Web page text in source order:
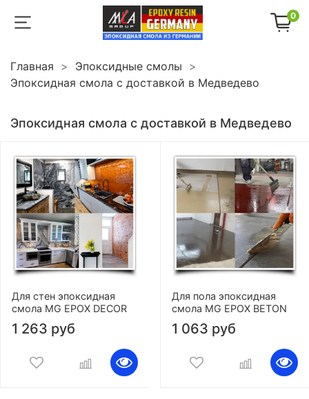
0
Главная
Эпоксидные смолы
Эпоксидная смола с доставкой в Медведево
Эпоксидная смола с доставкой в Медведево
Для стен эпоксидная
смола MG EPOX DECOR
1 263 руб
Для пола эпоксидная
смола MG EPOX BETON
1 063 руб